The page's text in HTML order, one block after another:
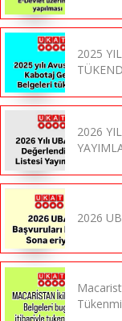
2025
2026
2026